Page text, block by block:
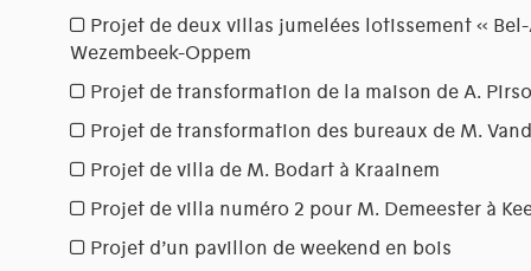
Projet de deux villas jumelées lotissement «
Wezembeek-Oppem
Projet de transformation de la maison de A.
Projet de transformation des bureaux de M.
Projet de villa de M. Bodart à Kraainem
Projet de villa numéro 2 pour M. Demeester à
Projet d’un pavillon de weekend en bois